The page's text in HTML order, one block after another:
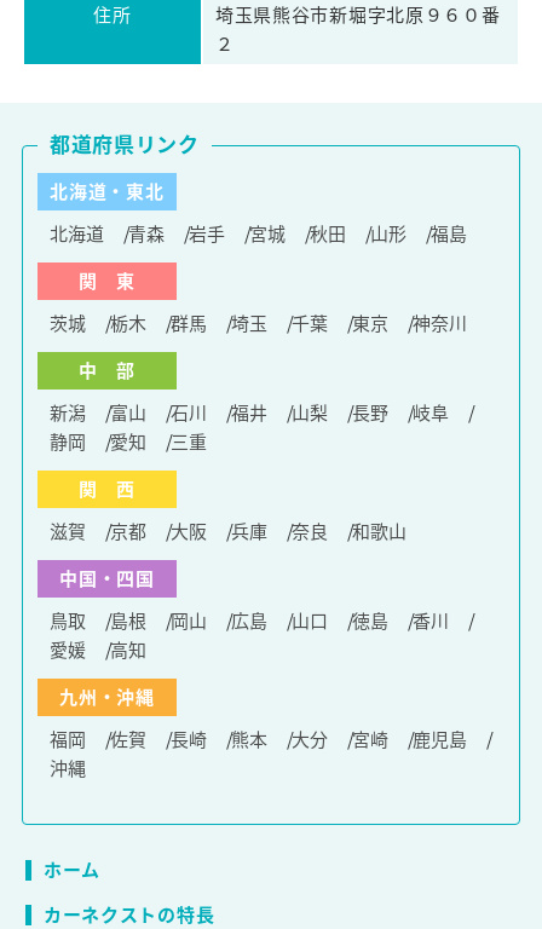
住所
埼玉県熊谷市新堀字北原９６０番
２
北海道・東北
北海道
青森 岩手 宮城 秋田 山形
福島
関 東
茨城
栃木 群馬 埼玉 千葉 東京
神奈川
中 部
新潟
富山 石川 福井 山梨 長野
岐阜
静岡
愛知
三重
関 西
滋賀
京都 大阪 兵庫 奈良
和歌山
中国・四国
鳥取
島根 岡山 広島 山口 徳島
香川
愛媛
高知
九州・沖縄
福岡
佐賀 長崎 熊本 大分 宮崎
鹿児島
沖縄
都道府県リンク
ホーム
カーネクストの特長